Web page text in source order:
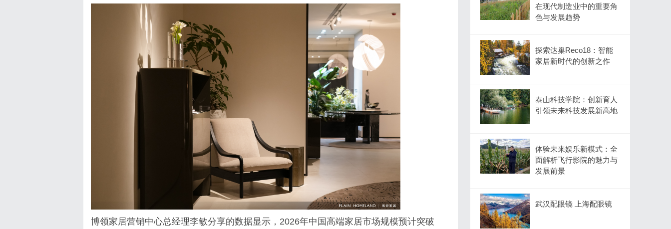
博领家居营销中心总经理李敏分享的数据显示，2026年中国高端家居市场规模预计突破
在现代制造业中的重要角
色与发展趋势
探索达巢Reco18：智能
家居新时代的创新之作
泰山科技学院：创新育人
引领未来科技发展新高地
体验未来娱乐新模式：全
面解析飞行影院的魅力与
发展前景
武汉配眼镜 上海配眼镜